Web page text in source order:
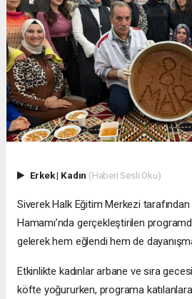
Erkek| Kadın (Haberi Sesli Oku)
Siverek Halk Eğitim Merkezi tarafından
Hamamı’nda gerçekleştirilen
gelerek hem eğlendi hem de
Etkinlikte kadınlar arbane ve sıra
köfte yoğururken, programa